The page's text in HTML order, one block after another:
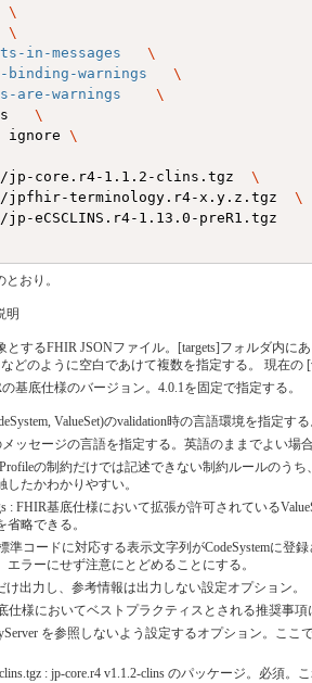
\
\
in-messages
\
warnings
\
are-warnings
\
\
ignore \
/jp-core.r4-1.1.2-clins.tgz \
/jpfhir-terminology.r4-x.y.z.tgz \
/jp-eCSCLINS.r4-1.13.0-preR1.tgz
おり。
明
とするFHIR JSONファイル。[targets]フォルダ内
などのように空白であけて複数を指定する。 現在
基底仕様のバージョン。4.0.1を固定で指定する。
ValueSet)のvalidation時の言語環境を指定す
メッセージの言語を指定する。英語のままでよい場
: Profileの制約だけでは記述できない制約ルールの
たかわかりやすい。
: FHIR基底仕様において拡張が許可されている
略できる。
標準コードに対応する表示文字列がCodeSystemに
ラーにせず注意にとどめることにする。
け出力し、参考情報は出力しない設定オプション。
仕様においてベストプラクティスとされる推奨事
を参照しないよう設定するオプション。ここ
: jp-core.r4 v1.1.2-clins のパッケージ。必須。